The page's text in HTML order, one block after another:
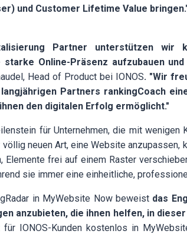
und Customer Lifetime Value
Partner unterstützen wir
starke Online-Präsenz aufzubauen
Head of Product bei IONOS. "Wir
Partners rankingCoach
den digitalen Erfolg ermöglicht."
für Unternehmen, die mit
neuen Art, eine Website anzupassen,
Elemente frei auf einem Raster
sie immer eine einheitliche,
in MyWebsite Now beweist das
anzubieten, die ihnen helfen, in
IONOS-Kunden kostenlos in